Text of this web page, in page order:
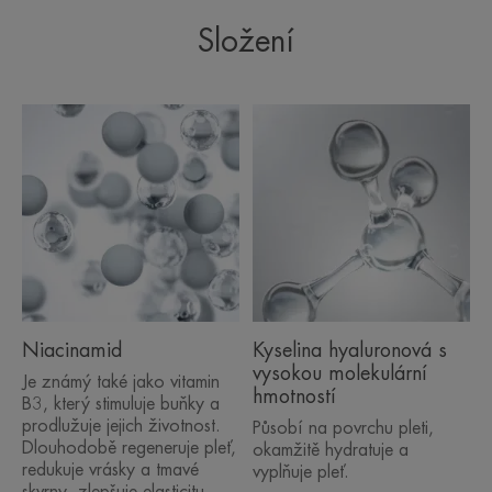
použít jako krém i jako hydratační masku poskytuje
48hodinovou**** hydrataci, pro vypnutou,
pevnější a zářivější pleť.
Benefity
- Okamžitě VYHLAZUJE pleť podle 97 % žen*
- REDUKUJE vrásky již za 2 týdny.
- REGENERUJE pleť prodloužením životnosti buněk.
TEXTURA
Složení
Niacinamid
Je známý také jako vitamin
B3, který stimuluje buňky a
prodlužuje jejich životnost.
Dlouhodobě regeneruje pleť,
redukuje vrásky a tmavé
Kyselina hyaluronová s
vysokou molekulární
hmotností
Působí na povrchu pleti,
okamžitě hydratuje a
vyplňuje pleť.